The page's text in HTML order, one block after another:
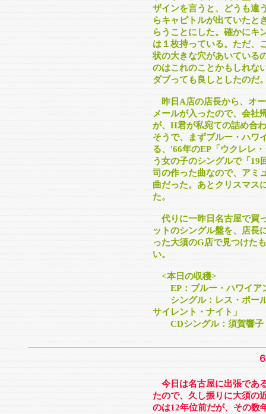
ザインを言うと、どうも違
らキャピトルが出ていたと
らうことにした。確かにキ
は１枚持っている。ただ、
状の大きな穴があいている
のはこれのことかもしれな
ダブっても良しとしたのだ
昨日A店の店長から、オ
メールが入ったので、会社
が、H君が私宛ての詰め合
そうで、まずブルー・ハワ
る、'66年のEP「ウクレレ
う女の子のシングルで「19
司の作った曲なので、アミ
曲だった。あとクリスマス
た。
代りに一昨日名古屋で買
ットのシングル盤を、店長
った大須のG店で見つけた
い。
<本日の収穫>
EP：ブルー・ハワイア
シングル：レス・ポール
サイレント・ナイト」
CDシングル：須賀響子
今日は名古屋に出張であ
たので、久し振りに大須の
のは12年位前だが、その数